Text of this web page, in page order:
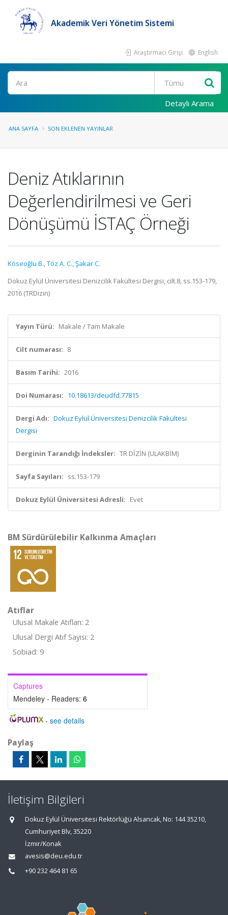
Akademik Veri Yönetim Sistemi
Araştırmacı Girişi English
Ara
Detaylı Arama
ANA SAYFA SON EKLENEN YAYINLAR
Deniz Atıklarının
Değerlendirilmesi ve Geri
Dönüşümü İSTAÇ Örneği
Köseoğlu B.,Töz A. C.,Şakar C.
Dokuz Eylül Üniversitesi Denizcilik Fakültesi Dergisi, cilt.8, ss.153-179,
2016 (TRDizin)
Yayın Türü: Makale / Tam Makale
Cilt numarası: 8
Basım Tarihi: 2016
Doi Numarası: 10.18613/deudfd.77815
Dergi Adı: Dokuz Eylül Üniversitesi Denizcilik Fakültesi
Dergisi
Derginin Tarandığı İndeksler: TR DİZİN (ULAKBİM)
Sayfa Sayıları: ss.153-179
Dokuz Eylül Üniversitesi Adresli: Evet
BM Sürdürülebilir Kalkınma Amaçları
Atıflar
Ulusal Makale Atıfları: 2
Ulusal Dergi Atıf Sayısı: 2
Sobiad: 9
Captures
Mendeley - Readers: 6
- see details
Paylaş
İletişim Bilgileri
Dokuz Eylül Üniversitesi Rektörlüğü Alsancak, No: 144 35210,
Cumhuriyet Blv, 35220
İzmir/Konak
avesis@deu.edu.tr
+90 232 464 81 65